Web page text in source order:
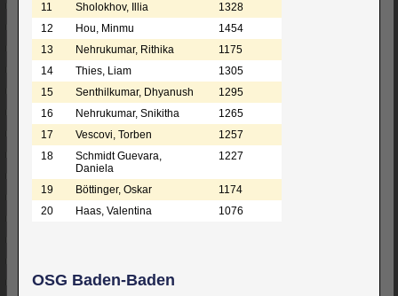
11
Sholokhov, Illia
1328
12
Hou, Minmu
1454
13
Nehrukumar, Rithika
1175
14
Thies, Liam
1305
15
Senthilkumar, Dhyanush
1295
16
Nehrukumar, Snikitha
1265
17
Vescovi, Torben
1257
18
Schmidt Guevara,
Daniela
1227
19 Böttinger, Oskar
1174
20
Haas, Valentina 1076
OSG Baden-Baden